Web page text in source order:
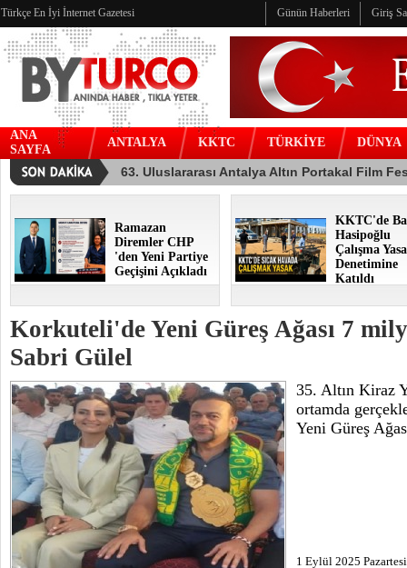
Türkçe En İyi İnternet Gazetesi Günün Haberleri Giriş
ANA
SAYFA
ANTALYA KKTC TÜRKİYE DÜNYA
Ramazan
Diremler CHP
'den Yeni Partiye
Geçişini Açıkladı
KKTC'de
Hasipoğlu
Çalışma
Denetimine
Katıldı
Korkuteli'de Yeni Güreş Ağası 7
Sabri Gülel
35. Altın Kiraz
ortamda
Yeni Güreş
1 Eylül 2025